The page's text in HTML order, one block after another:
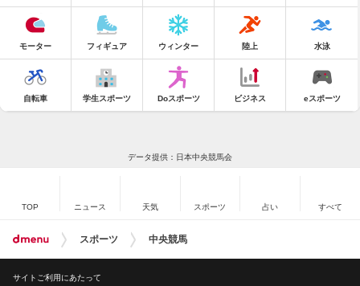
モーター フィギュア ウィンター 陸上 水泳
自転車 学生スポーツ Doスポーツ ビジネス eスポーツ
データ提供：日本中央競馬会
TOP ニュース 天気 スポーツ 占い すべて
スポーツ 中央競馬
サイトご利用にあたって